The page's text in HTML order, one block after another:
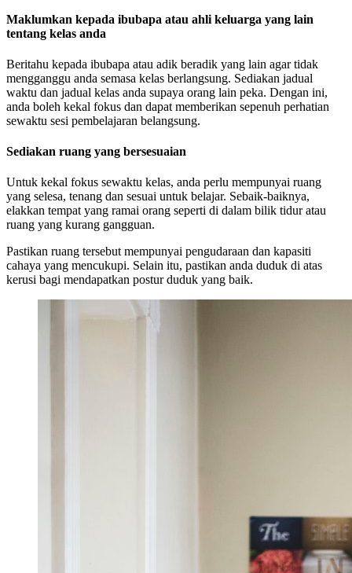
Maklumkan kepada ibubapa atau ahli keluarga yang lain
tentang kelas anda
Beritahu kepada ibubapa atau adik beradik yang lain agar tidak
mengganggu anda semasa kelas berlangsung. Sediakan jadual
waktu dan jadual kelas anda supaya orang lain peka. Dengan ini,
anda boleh kekal fokus dan dapat memberikan sepenuh perhatian
sewaktu sesi pembelajaran belangsung.
Sediakan ruang yang bersesuaian
Untuk kekal fokus sewaktu kelas, anda perlu mempunyai ruang
yang selesa, tenang dan sesuai untuk belajar. Sebaik-baiknya,
elakkan tempat yang ramai orang seperti di dalam bilik tidur atau
ruang yang kurang gangguan.
Pastikan ruang tersebut mempunyai pengudaraan dan kapasiti
cahaya yang mencukupi. Selain itu, pastikan anda duduk di atas
kerusi bagi mendapatkan postur duduk yang baik.